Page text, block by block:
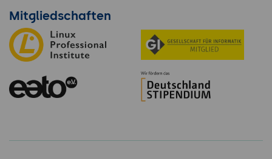
Mitgliedschaften